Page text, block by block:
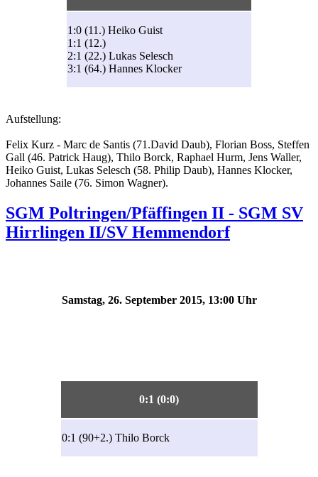
1:0 (11.) Heiko Guist
1:1 (12.)
2:1 (22.) Lukas Selesch
3:1 (64.) Hannes Klocker
Aufstellung:
Felix Kurz - Marc de Santis (71.David Daub), Florian Boss, Steffen
Gall (46. Patrick Haug), Thilo Borck, Raphael Hurm, Jens Waller,
Heiko Guist, Lukas Selesch (58. Philip Daub), Hannes Klocker,
Johannes Saile (76. Simon Wagner).
SGM Poltringen/Pfäffingen II - SGM SV
Hirrlingen II/SV Hemmendorf
Samstag, 26. September 2015, 13:00 Uhr
0:1 (0:0)
0:1 (90+2.) Thilo Borck